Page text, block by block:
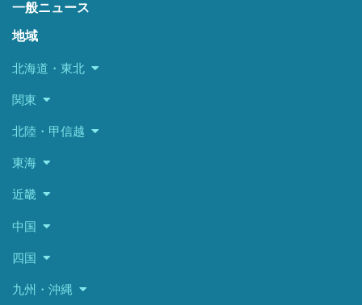
一般ニュース
地域
北海道・東北
関東
北陸・甲信越
東海
近畿
中国
四国
九州・沖縄